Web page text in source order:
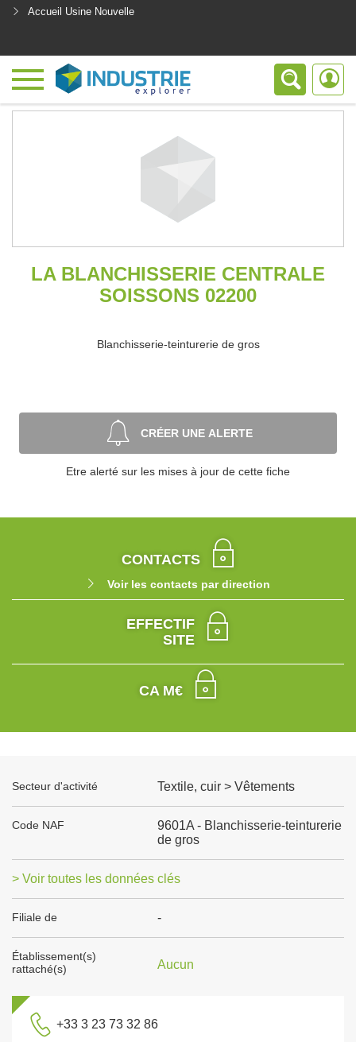
Accueil Usine Nouvelle
LA BLANCHISSERIE CENTRALE
SOISSONS 02200
Blanchisserie-teinturerie de gros
CRÉER UNE ALERTE
Etre alerté sur les mises à jour de cette fiche
CONTACTS
Voir les contacts par direction
EFFECTIF
SITE
CA M€
Secteur d'activité Textile, cuir > Vêtements
Code NAF
9601A - Blanchisserie-teinturerie
de gros
> Voir toutes les données clés
Filiale de -
Établissement(s)
rattaché(s)
Aucun
+33 3 23 73 32 86